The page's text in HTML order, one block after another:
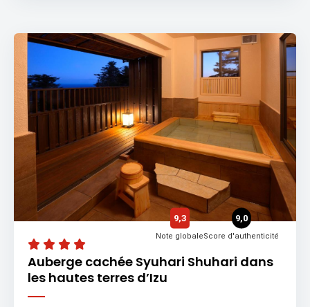
Auberge cachée Syuhari Shuhari dans
les hautes terres d’Izu
9,3
Note globale
9,0
Score d'authenticité